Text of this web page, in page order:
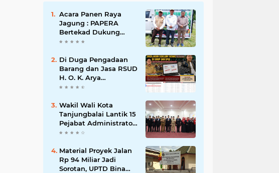
Acara Panen Raya
Jagung : PAPERA
Bertekad Dukung
Program Nasional
Kota Kerang
Tanjungbalai
Di Duga Pengadaan
Barang dan Jasa RSUD
H. O. K. Arya
Zulkarnaen Belum
SPSE, Tapi Sudah
Dikerjakan: Indikasi
Maladministrasi dan
Potensi Pelanggaran
Wakil Wali Kota
Tanjungbalai Lantik 15
Pejabat Administrator
dan Pengawas Serta 2
Pemko Tanjungbalai
Material Proyek Jalan
Rp 94 Miliar Jadi
Sorotan, UPTD Bina